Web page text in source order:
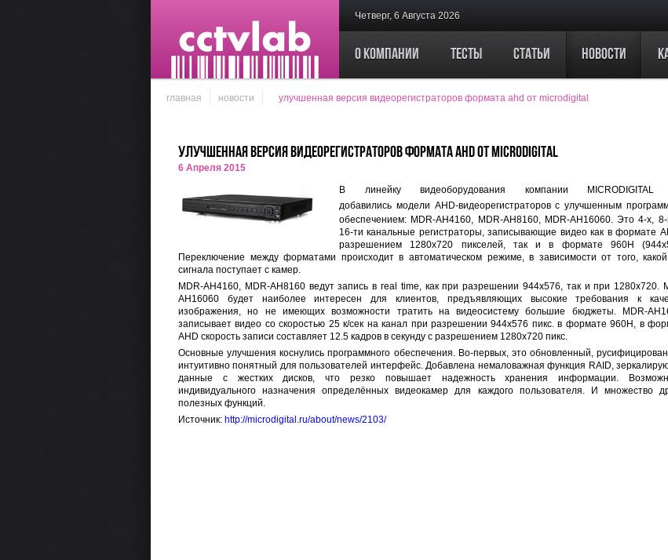
Четверг, 6 Августа 2026
О компании Тесты Статьи Новости
главная новости улучшенная версия видеорегистраторов формата ahd от microdigital
Улучшенная версия видеорегистраторов формата AHD от MICRODIGITAL
6 Апреля 2015
В линейку видеоборудования компании
добавились модели AHD-видеорегистраторов с улучшенным
обеспечением: MDR-AH4160, MDR-AH8160, MDR-AH16060. Это 4-х,
16-ти канальные регистраторы, записывающие видео как в формате
разрешением 1280х720 пикселей, так и в формате 960H
Переключение между форматами происходит в автоматическом режиме, в зависимости от того,
сигнала поступает с камер.
MDR-AH4160, MDR-AH8160 ведут запись в real time, как при разрешении 944х576, так и при 1280х720.
AH16060 будет наиболее интересен для клиентов, предъявляющих высокие требования к
изображения, но не имеющих возможности тратить на видеосистему большие бюджеты. MDR-
записывает видео со скоростью 25 к/сек на канал при разрешении 944х576 пикс. в формате 960Н, в
AHD скорость записи составляет 12.5 кадров в секунду с разрешением 1280х720 пикс.
Основные улучшения коснулись программного обеспечения. Во-первых, это обновленный,
интуитивно понятный для пользователей интерфейс. Добавлена немаловажная функция RAID,
данные с жестких дисков, что резко повышает надежность хранения информации.
индивидуального назначения определённых видеокамер для каждого пользователя. И множество
полезных функций.
Источник: http://microdigital.ru/about/news/2103/